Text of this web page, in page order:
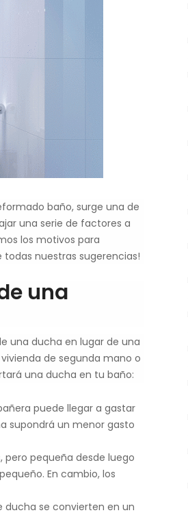
baño, surge una de
una serie de factores a
los motivos para
nuestras sugerencias!
una
una ducha en lugar de una
de segunda mano o
una ducha en tu baño:
puede llegar a gastar
supondrá un menor gasto
pequeña desde luego
En cambio, los
ducha se convierten en un